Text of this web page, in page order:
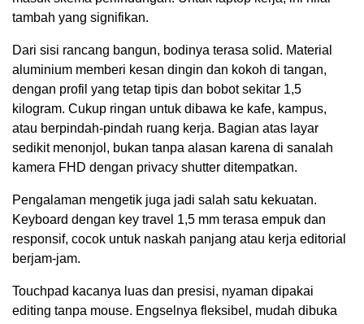
tambah yang signifikan.
Dari sisi rancang bangun, bodinya terasa solid. Material
aluminium memberi kesan dingin dan kokoh di tangan,
dengan profil yang tetap tipis dan bobot sekitar 1,5
kilogram. Cukup ringan untuk dibawa ke kafe, kampus,
atau berpindah-pindah ruang kerja. Bagian atas layar
sedikit menonjol, bukan tanpa alasan karena di sanalah
kamera FHD dengan privacy shutter ditempatkan.
Pengalaman mengetik juga jadi salah satu kekuatan.
Keyboard dengan key travel 1,5 mm terasa empuk dan
responsif, cocok untuk naskah panjang atau kerja editorial
berjam-jam.
Touchpad kacanya luas dan presisi, nyaman dipakai
editing tanpa mouse. Engselnya fleksibel, mudah dibuka